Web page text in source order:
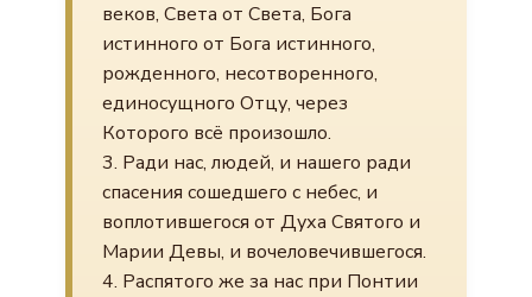
веков, Света от Света, Бога
истинного от Бога истинного,
рожденного, несотворенного,
единосущного Отцу, через
Которого всё произошло.
3. Ради нас, людей, и нашего ради
спасения сошедшего с небес, и
воплотившегося от Духа Святого и
Марии Девы, и вочеловечившегося.
4. Распятого же за нас при Понтии